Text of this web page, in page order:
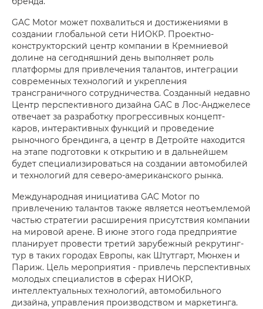
GAC Motor может похвалиться и достижениями в
создании глобальной сети НИОКР. Проектно-
конструкторский центр компании в Кремниевой
долине на сегодняшний день выполняет роль
платформы для привлечения талантов, интеграции
современных технологий и укрепления
трансграничного сотрудничества. Созданный недавно
Центр перспективного дизайна GAC в Лос-Анджелесе
отвечает за разработку прогрессивных концепт-
каров, интерактивных функций и проведение
рыночного брендинга, а центр в Детройте находится
на этапе подготовки к открытию и в дальнейшем
будет специализироваться на создании автомобилей
и технологий для северо-американского рынка.
Международная инициатива GAC Motor по
привлечению талантов также является неотъемлемой
частью стратегии расширения присутствия компании
на мировой арене. В июне этого года предприятие
планирует провести третий зарубежный рекрутинг-
тур в таких городах Европы, как Штутгарт, Мюнхен и
Париж. Цель мероприятия - привлечь перспективных
молодых специалистов в сферах НИОКР,
интеллектуальных технологий, автомобильного
дизайна, управления производством и маркетинга.